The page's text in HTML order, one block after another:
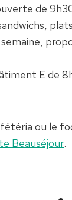
de
E de
ou le
Beauséjour.